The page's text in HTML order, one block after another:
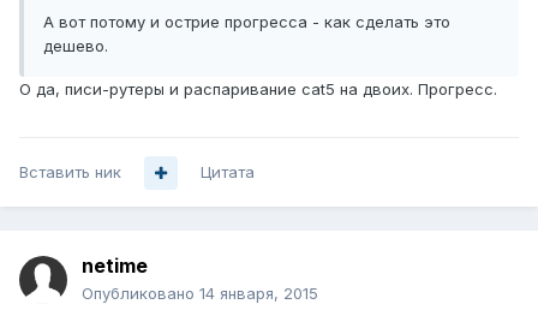
А вот потому и острие прогресса - как сделать это
дешево.
О да, писи-рутеры и распаривание cat5 на двоих. Прогресс.
Вставить ник Цитата
netime
Опубликовано 14 января, 2015